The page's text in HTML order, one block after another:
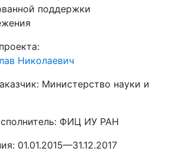
поддержки
Николаевич
Министерство науки и
ФИЦ ИУ РАН
01.01.2015—31.12.2017